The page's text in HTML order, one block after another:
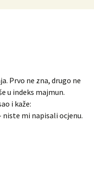
Prvo ne zna, drugo ne
u indeks majmun.
i kaže:
niste mi napisali ocjenu.